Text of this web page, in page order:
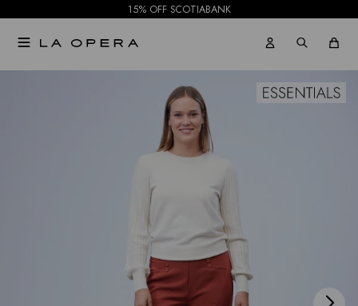
15% OFF SCOTIABANK

NOTIFICARME